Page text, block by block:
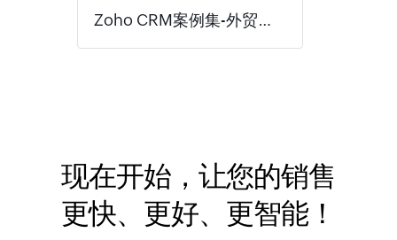
Zoho CRM案例集-外贸行业
现在开始，让您的销售
更快、更好、更智能！